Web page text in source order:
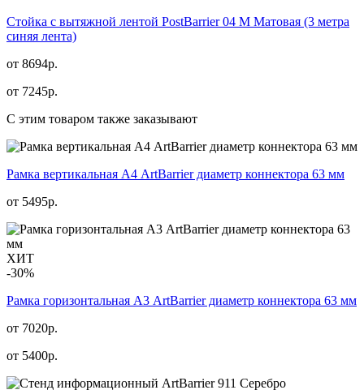
Стойка с вытяжной лентой PostBarrier 04 M Матовая (3 метра
синяя лента)
от 8694р.
от 7245р.
С этим товаром также заказывают
Рамка вертикальная А4 ArtBarrier диаметр коннектора 63 мм
от 5495р.
ХИТ
-30%
Рамка горизонтальная А3 ArtBarrier диаметр коннектора 63 мм
от 7020р.
от 5400р.